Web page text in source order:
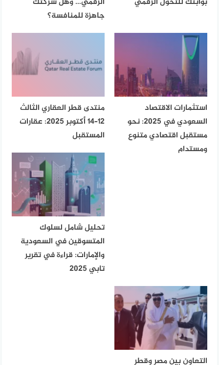
جاهزة للمنافسة؟
استثمارات الاقتصاد
السعودي في 2025: نحو
مستقبل اقتصادي متنوع
ومستدام
منتدى قطر العقاري الثالث
12–14 أكتوبر 2025: عقارات
المستقبل
تحليل شامل لسلوك
المتسوقين في السعودية
والإمارات: قراءة في تقرير
تابي 2025
التعاون بين مصر وقطر